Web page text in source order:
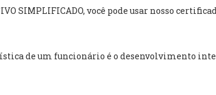
SIMPLIFICADO, você pode usar nosso
de um funcionário é o desenvolvimento